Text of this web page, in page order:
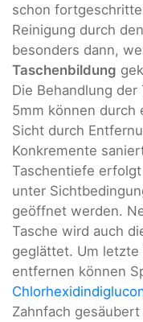
schon
Reinigung durch
besonders dann,
Taschenbildung
Die Behandlung
5mm können durch
Sicht durch
Konkremente
Taschentiefe
unter
geöffnet werden.
Tasche wird auch
geglättet. Um letzte
entfernen können
Zahnfach